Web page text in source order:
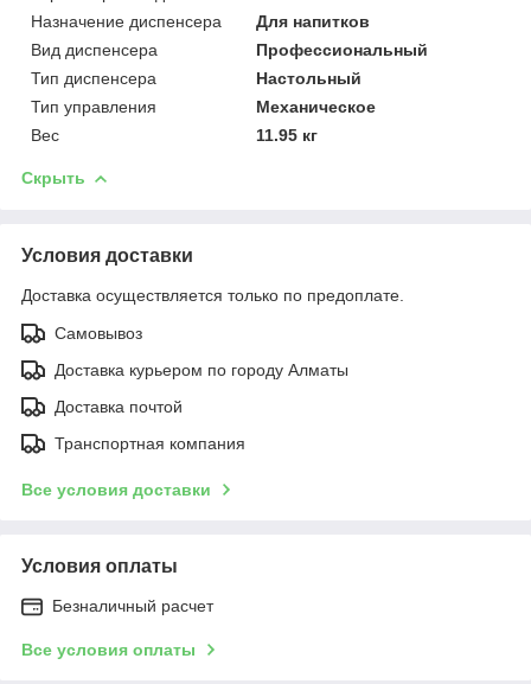
Назначение диспенсера
Для напитков
Вид диспенсера
Профессиональный
Тип диспенсера
Настольный
Тип управления
Механическое
Вес
11.95 кг
Скрыть
Условия доставки
Доставка осуществляется только по предоплате.
Самовывоз
Доставка курьером по городу Алматы
Доставка почтой
Транспортная компания
Все условия доставки
Условия оплаты
Безналичный расчет
Все условия оплаты